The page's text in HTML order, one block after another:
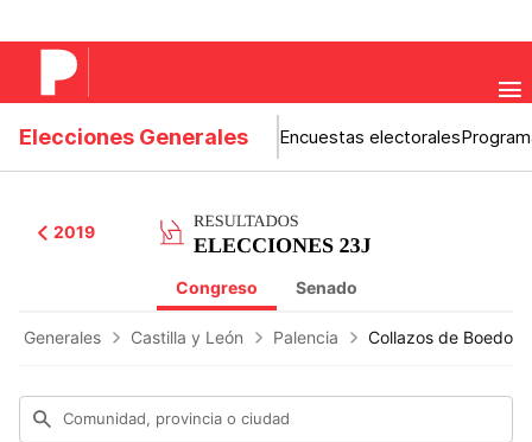
Elecciones Generales Encuestas electorales
2019
Congreso Senado
Generales Castilla y León Palencia Collazos de Boedo
Comunidad, provincia o ciudad